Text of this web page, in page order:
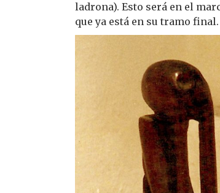
ladrona). Esto será en el
que ya está en su tramo final.